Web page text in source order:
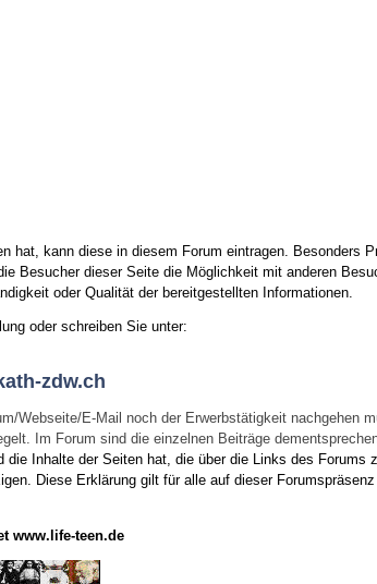
hat, kann diese in diesem Forum eintragen. Besonders
Besucher dieser Seite die Möglichkeit mit anderen
oder Qualität der bereitgestellten Informationen.
oder schreiben Sie unter:
zdw.ch
Webseite/E-Mail noch der Erwerbstätigkeit nachgehen
Im Forum sind die einzelnen Beiträge
Inhalte der Seiten hat, die über die Links des Forums
Diese Erklärung gilt für alle auf dieser
www.life-teen.de